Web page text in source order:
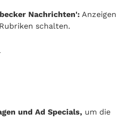
Nachrichten': Anzeigen
schalten.
und Ad Specials, um die